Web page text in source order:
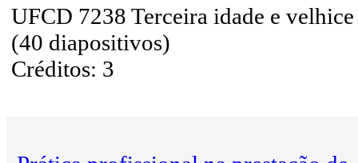
UFCD 7238 Terceira idade e velhice
(40 diapositivos)
Créditos: 3